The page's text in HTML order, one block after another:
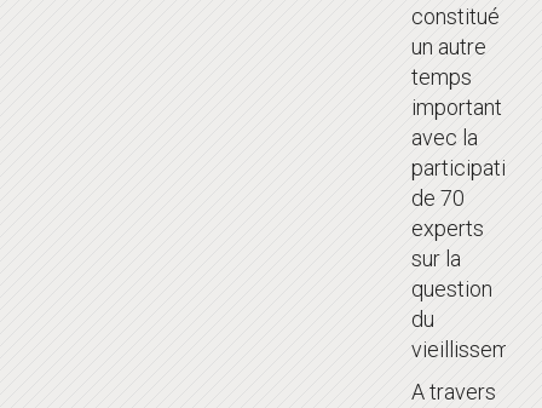
constitué
un autre
temps
important
avec la
participation
de 70
experts
sur la
question
du
A travers